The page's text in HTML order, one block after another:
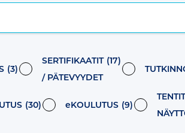
(3)
SERTIFIKAATIT
/ PÄTEVYYDET
(17)
(30) eKOULUTUS (9)